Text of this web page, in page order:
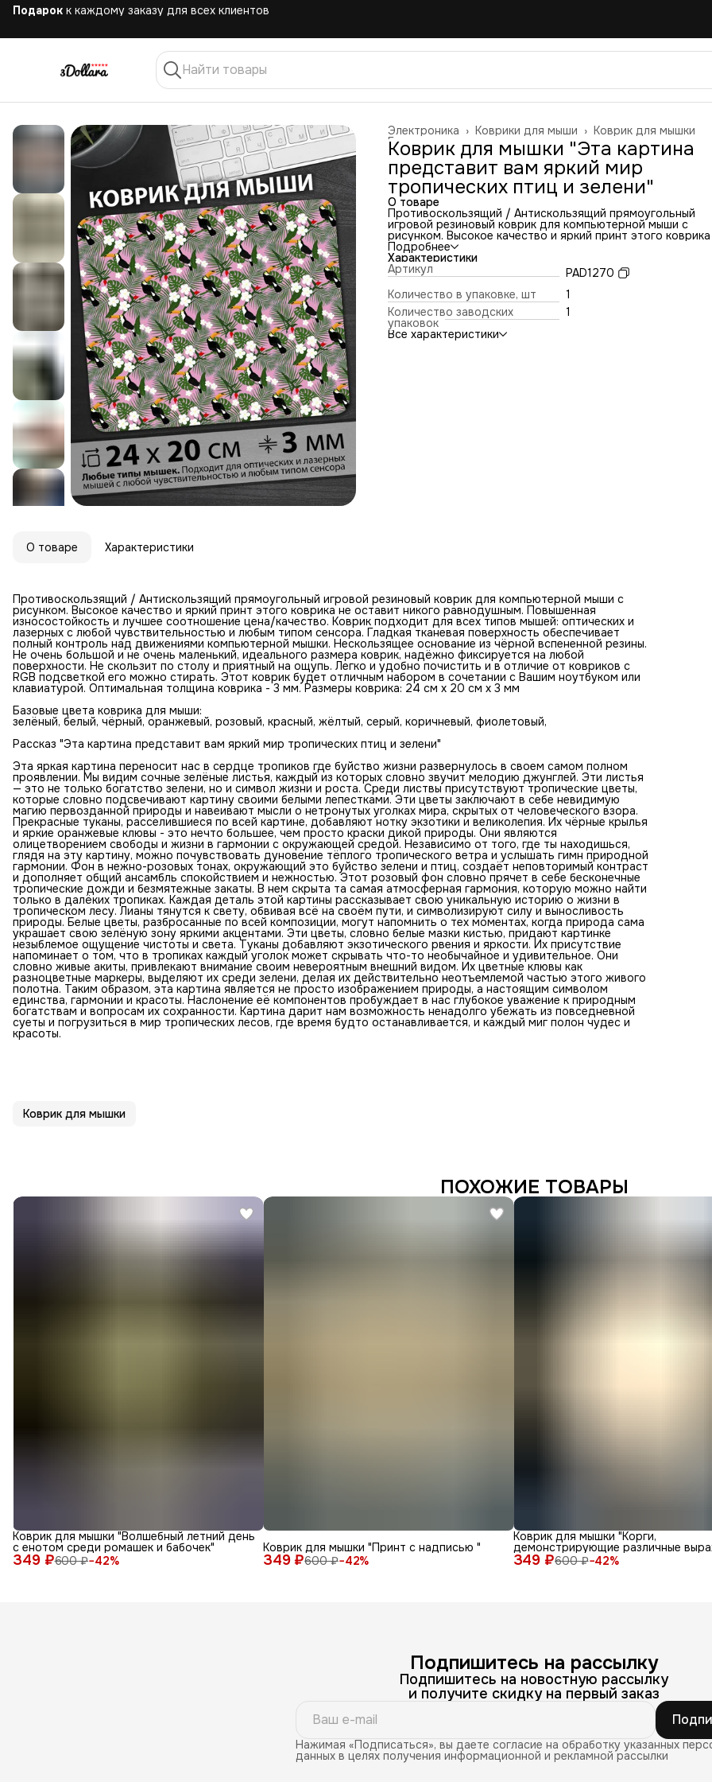
Бесплатная доставка при заказе от 10.000 руб.
Коврик для мышки
Коврики для мыши ›
Электроника ›
Главная
Коврик для мышки "Эта картина
представит вам яркий мир
тропических птиц и зелени"
О товаре
Противоскользящий / Антискользящий прямоугольный
игровой резиновый коврик для компьютерной мыши с
рисунком. Высокое качество и яркий принт этого коврика
оставит никого равнодушным. Повышенная
и лучшее соотношение цена/качество. Коврик подходит
всех типов мышей: оптических и лазерных с любой
чувствительностью и любым типом сенсора. Гладкая
тканевая поверхность обеспечивает полный контроль над
движениями компьютерной мышки. Нескользящее
из чёрной вспененной резины. Не очень большой и не
маленький, идеального размера коврик, надёжно
фиксируется на любой поверхности. Не скользит по столу
это нечто большее, чем просто краски дикой природы.
являются олицетворением свободы и жизни в гармонии с
окружающей средой. Независимо от того, где ты
глядя на эту картину, можно почувствовать дуновение
тёплого тропического ветра и услышать гимн природной
гармонии. Фон в нежно-розовых тонах, окружающий это
буйство зелени и птиц, создаёт неповторимый контраст и
дополняет общий ансамбль спокойствием и нежностью.
розовый фон словно прячет в себе бесконечные
дожди и безмятежные закаты. В нем скрыта та самая
далёких тропиках. Каждая деталь этой картины
свою уникальную историю о жизни в тропическом лесу.
тянутся к свету, обвивая всё на своём пути, и
силу и выносливость природы. Белые цветы,
природа сама украшает свою зелёную зону яркими
акцентами. Эти цветы, словно белые мазки кистью,
картинке незыблемое ощущение чистоты и света. Туканы
добавляют экзотического рвения и яркости. Их
напоминает о том, что в тропиках каждый уголок может
скрывать что-то необычайное и удивительное. Они словно
живые акиты, привлекают внимание своим невероятным
внешний видом. Их цветные клювы как разноцветные
выделяют их среди зелени, делая их действительно
неотъемлемой частью этого живого полотна. Таким
эта картина является не просто изображением природы, а
настоящим символом единства, гармонии и красоты.
Наслонение её компонентов пробуждает в нас глубокое
уважение к природным богатствам и вопросам их
сохранности. Картина дарит нам возможность ненадолго
убежать из повседневной суеты и погрузиться в мир
тропических лесов, где время будто останавливается, и
каждый миг полон чудес и красоты.
Подробнее
Характеристики
Артикул
PAD1270
Количество в упаковке, шт
1
Количество заводских
упаковок
1
Все характеристики
О товаре Характеристики
Противоскользящий / Антискользящий прямоугольный игровой резиновый коврик для компьютерной мыши с
рисунком. Высокое качество и яркий принт этого коврика не оставит никого равнодушным. Повышенная
износостойкость и лучшее соотношение цена/качество. Коврик подходит для всех типов мышей: оптических и
лазерных с любой чувствительностью и любым типом сенсора. Гладкая тканевая поверхность обеспечивает
полный контроль над движениями компьютерной мышки. Нескользящее основание из чёрной вспененной резины.
Не очень большой и не очень маленький, идеального размера коврик, надёжно фиксируется на любой
поверхности. Не скользит по столу и приятный на ощупь. Легко и удобно почистить и в отличие от ковриков с
RGB подсветкой его можно стирать. Этот коврик будет отличным набором в сочетании с Вашим ноутбуком или
клавиатурой. Оптимальная толщина коврика - 3 мм. Размеры коврика: 24 см x 20 см x 3 мм
Базовые цвета коврика для мыши:
зелёный, белый, чёрный, оранжевый, розовый, красный, жёлтый, серый, коричневый, фиолетовый,
Рассказ "Эта картина представит вам яркий мир тропических птиц и зелени"
Эта яркая картина переносит нас в сердце тропиков где буйство жизни развернулось в своем самом полном
проявлении. Мы видим сочные зелёные листья, каждый из которых словно звучит мелодию джунглей. Эти листья
— это не только богатство зелени, но и символ жизни и роста. Среди листвы присутствуют тропические цветы,
которые словно подсвечивают картину своими белыми лепестками. Эти цветы заключают в себе невидимую
магию первозданной природы и навеивают мысли о нетронутых уголках мира, скрытых от человеческого взора.
Прекрасные туканы, расселившиеся по всей картине, добавляют нотку экзотики и великолепия. Их чёрные крылья
и яркие оранжевые клювы - это нечто большее, чем просто краски дикой природы. Они являются
олицетворением свободы и жизни в гармонии с окружающей средой. Независимо от того, где ты находишься,
глядя на эту картину, можно почувствовать дуновение тёплого тропического ветра и услышать гимн природной
гармонии. Фон в нежно-розовых тонах, окружающий это буйство зелени и птиц, создаёт неповторимый контраст
и дополняет общий ансамбль спокойствием и нежностью. Этот розовый фон словно прячет в себе бесконечные
тропические дожди и безмятежные закаты. В нем скрыта та самая атмосферная гармония, которую можно найти
только в далёких тропиках. Каждая деталь этой картины рассказывает свою уникальную историю о жизни в
тропическом лесу. Лианы тянутся к свету, обвивая всё на своём пути, и символизируют силу и выносливость
природы. Белые цветы, разбросанные по всей композиции, могут напомнить о тех моментах, когда природа сама
украшает свою зелёную зону яркими акцентами. Эти цветы, словно белые мазки кистью, придают картинке
незыблемое ощущение чистоты и света. Туканы добавляют экзотического рвения и яркости. Их присутствие
напоминает о том, что в тропиках каждый уголок может скрывать что-то необычайное и удивительное. Они
словно живые акиты, привлекают внимание своим невероятным внешний видом. Их цветные клювы как
разноцветные маркеры, выделяют их среди зелени, делая их действительно неотъемлемой частью этого живого
полотна. Таким образом, эта картина является не просто изображением природы, а настоящим символом
единства, гармонии и красоты. Наслонение её компонентов пробуждает в нас глубокое уважение к природным
богатствам и вопросам их сохранности. Картина дарит нам возможность ненадолго убежать из повседневной
суеты и погрузиться в мир тропических лесов, где время будто останавливается, и каждый миг полон чудес и
красоты.
Коврик для мышки
ПОХОЖИЕ ТОВАРЫ
349 ₽600 ₽−42%
Коврик для мышки "Волшебный летний день
с енотом среди ромашек и бабочек"
349 ₽600 ₽−42%
Коврик для мышки "Принт с надписью "
349 ₽600 ₽−42%
Коврик для мышки "Корги,
демонстрирующие различные
лица и эмоции на белом фоне"
Подпишитесь на рассылку
Подпишитесь на новостную рассылку
и получите скидку на первый заказ
Нажимая «Подписаться», вы даете согласие на обработку указанных
данных в целях получения информационной и рекламной рассылки